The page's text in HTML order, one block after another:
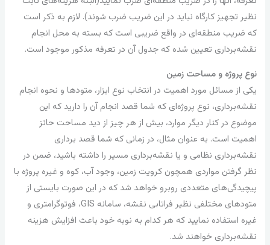
نظیر تجهیز کارگاه نباید در این ضریب ضرب شوند). لازم به ذکر است
که ضریب منطقه‌ای در واقع ضریبی است که بسته به محل انجام
نقشه‌برداری تعیین شده که جدول آن در تعرفه مذکور موجود است.
نوع پروژه و مساحت زمین
یکی از مسائل مورد اهمیت در انتخاب نوع ابزار، متودها و نحوه انجام
نقشه‌برداری، نوع پروژه‌ای که شما قصد انجام آن را دارید که این
موضوع در کنار دیگر موارد، بیش از هر چیز از دید مساحت حائز
اهمیت است. به عنوان مثال، در زمانی که شما قصد برداری
نقشه‌برداری نظامی و یا نقشه‌برداری مسیر را داشته باشید، ضمن در
نظر گرفتن مواردی همچون کرویت زمین، وجود آب‌، کوه و غیره پروژه با
پیچیدگی‌های متعددی روبرو خواهد شد که در این صورت بایستی از
متودهای مختلفی نظیر فراتابی نقشه، سامانه GIS، فوتوگرامتری و
غیره استفاده نمایید که هر کدام به نوبه خود باعث افزایش هزینه
نقشه‌برداری خواهند شد.